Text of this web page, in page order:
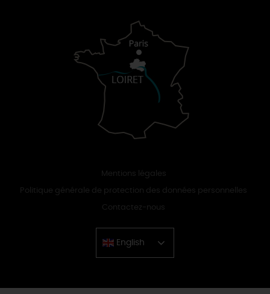
Mentions légales
Politique générale de protection des données personnelles
Contactez-nous
English
Chinese